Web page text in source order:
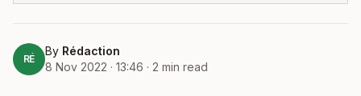
RÉ
By Rédaction
8 Nov 2022 · 13:46 · 2 min read